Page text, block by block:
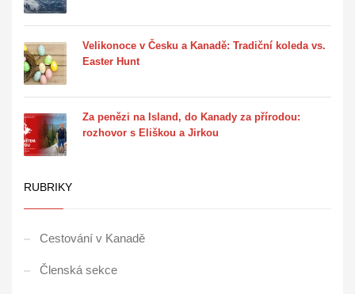
Velikonoce v Česku a Kanadě: Tradiční koleda vs.
Easter Hunt
Za penězi na Island, do Kanady za přírodou:
rozhovor s Eliškou a Jirkou
RUBRIKY
Cestování v Kanadě
Členská sekce